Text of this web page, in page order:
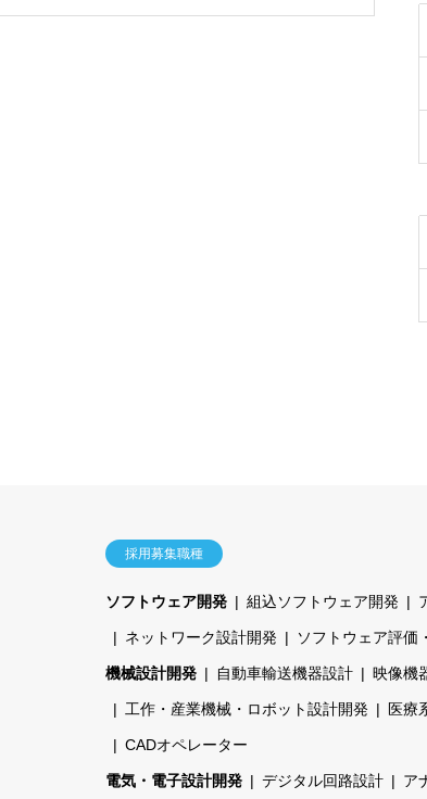
採用募集職種
ソフトウェア開発 組込ソフトウェア開発
ネットワーク設計開発 ソフトウェア評価
機械設計開発 自動車輸送機器設計 映像機
工作・産業機械・ロボット設計開発 医療
CADオペレーター
電気・電子設計開発 デジタル回路設計 ア